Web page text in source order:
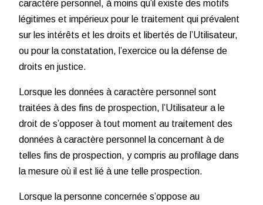
caractère personnel, à moins qu’il existe des motifs
légitimes et impérieux pour le traitement qui prévalent
sur les intérêts et les droits et libertés de l’Utilisateur,
ou pour la constatation, l’exercice ou la défense de
droits en justice.
Lorsque les données à caractère personnel sont
traitées à des fins de prospection, l’Utilisateur a le
droit de s’opposer à tout moment au traitement des
données à caractère personnel la concernant à de
telles fins de prospection, y compris au profilage dans
la mesure où il est lié à une telle prospection.
Lorsque la personne concernée s’oppose au